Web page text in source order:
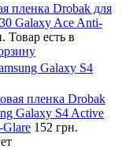
пленка Drobak для
Galaxy Ace Anti-
Товар есть в
Galaxy S4
пленка Drobak
Galaxy S4 Active
152 грн.